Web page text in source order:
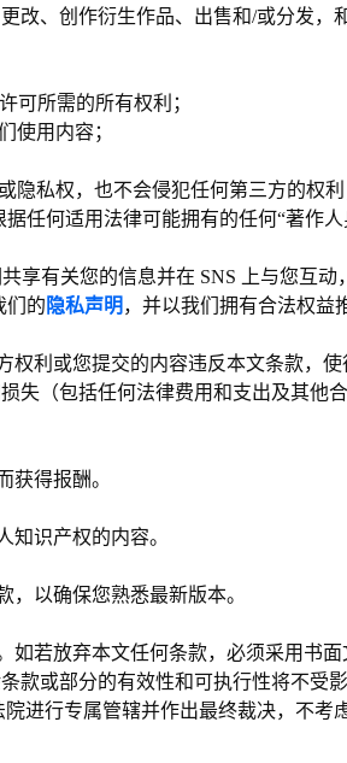
改、创作衍生作品、出售和/或分发
可所需的所有权利；
使用内容；
隐私权，也不会侵犯任何第三方的权
任何适用法律可能拥有的任何“著作人
享有关您的信息并在 SNS 上与您互
们的 隐私声明 ，并以我们拥有合法权益
权利或您提交的内容违反本文条款，
失（包括任何法律费用和支出及其他
获得报酬。
知识产权的内容。
以确保您熟悉最新版本。
若放弃本文任何条款，必须采用书
款或部分的有效性和可执行性将不受
进行专属管辖并作出最终裁决，不考